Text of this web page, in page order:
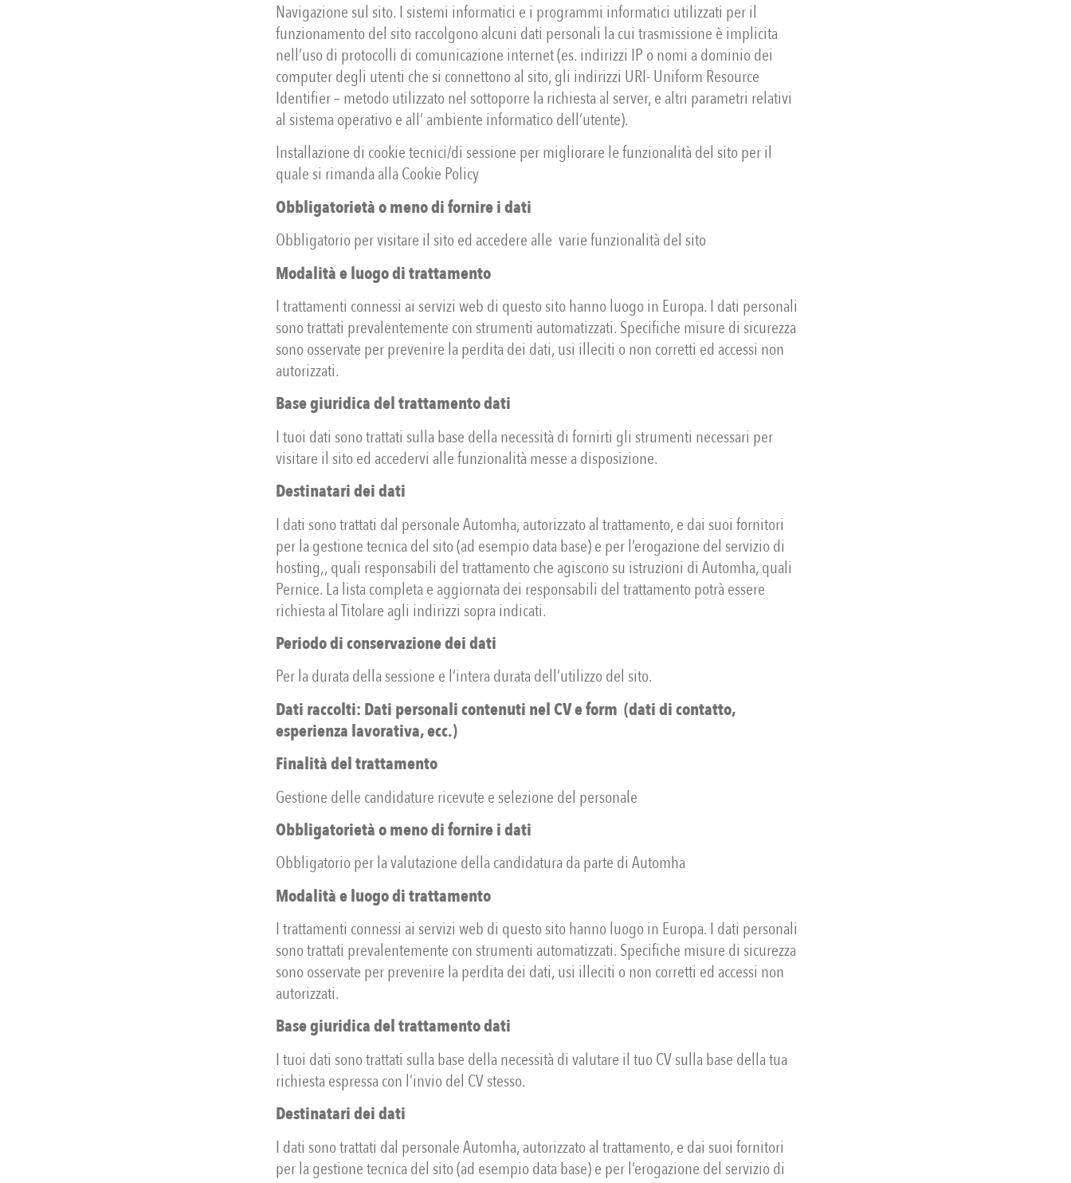
Navigazione sul sito. I sistemi informatici e i programmi informatici utilizzati per il
funzionamento del sito raccolgono alcuni dati personali la cui trasmissione è implicita
nell’uso di protocolli di comunicazione internet (es. indirizzi IP o nomi a dominio dei
computer degli utenti che si connettono al sito, gli indirizzi URI- Uniform Resource
Identifier – metodo utilizzato nel sottoporre la richiesta al server, e altri parametri relativi
al sistema operativo e all’ ambiente informatico dell’utente).
Installazione di cookie tecnici/di sessione per migliorare le funzionalità del sito per il
quale si rimanda alla Cookie Policy
Obbligatorietà o meno di fornire i dati
Obbligatorio per visitare il sito ed accedere alle varie funzionalità del sito
Modalità e luogo di trattamento
I trattamenti connessi ai servizi web di questo sito hanno luogo in Europa. I dati personali
sono trattati prevalentemente con strumenti automatizzati. Specifiche misure di sicurezza
sono osservate per prevenire la perdita dei dati, usi illeciti o non corretti ed accessi non
autorizzati.
Base giuridica del trattamento dati
I tuoi dati sono trattati sulla base della necessità di fornirti gli strumenti necessari per
visitare il sito ed accedervi alle funzionalità messe a disposizione.
Destinatari dei dati
I dati sono trattati dal personale Automha, autorizzato al trattamento, e dai suoi fornitori
per la gestione tecnica del sito (ad esempio data base) e per l’erogazione del servizio di
hosting,, quali responsabili del trattamento che agiscono su istruzioni di Automha, quali
Pernice. La lista completa e aggiornata dei responsabili del trattamento potrà essere
richiesta al Titolare agli indirizzi sopra indicati.
Periodo di conservazione dei dati
Per la durata della sessione e l’intera durata dell’utilizzo del sito.
Dati raccolti: Dati personali contenuti nel CV e form (dati di contatto,
esperienza lavorativa, ecc.)
Finalità del trattamento
Gestione delle candidature ricevute e selezione del personale
Obbligatorietà o meno di fornire i dati
Obbligatorio per la valutazione della candidatura da parte di Automha
Modalità e luogo di trattamento
I trattamenti connessi ai servizi web di questo sito hanno luogo in Europa. I dati personali
sono trattati prevalentemente con strumenti automatizzati. Specifiche misure di sicurezza
sono osservate per prevenire la perdita dei dati, usi illeciti o non corretti ed accessi non
autorizzati.
Base giuridica del trattamento dati
I tuoi dati sono trattati sulla base della necessità di valutare il tuo CV sulla base della tua
richiesta espressa con l’invio del CV stesso.
Destinatari dei dati
I dati sono trattati dal personale Automha, autorizzato al trattamento, e dai suoi fornitori
per la gestione tecnica del sito (ad esempio data base) e per l’erogazione del servizio di